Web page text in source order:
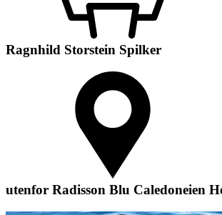
Ragnhild Storstein Spilker
utenfor Radisson Blu Caledoneien